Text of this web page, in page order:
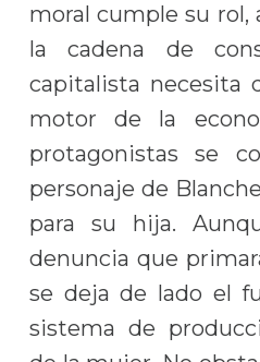
moral cumple su rol,
la cadena de
capitalista necesita
motor de la
protagonistas se
personaje de
para su hija.
denuncia que
se deja de lado el
sistema de